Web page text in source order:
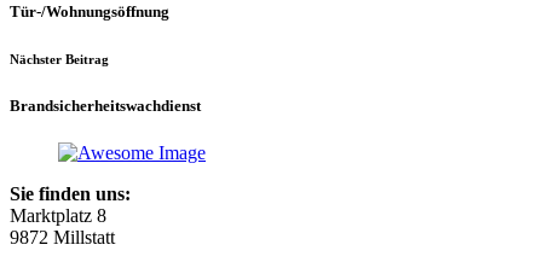
Tür-/Wohnungsöffnung
Nächster Beitrag
Brandsicherheitswachdienst
Sie finden uns:
Marktplatz 8
9872 Millstatt